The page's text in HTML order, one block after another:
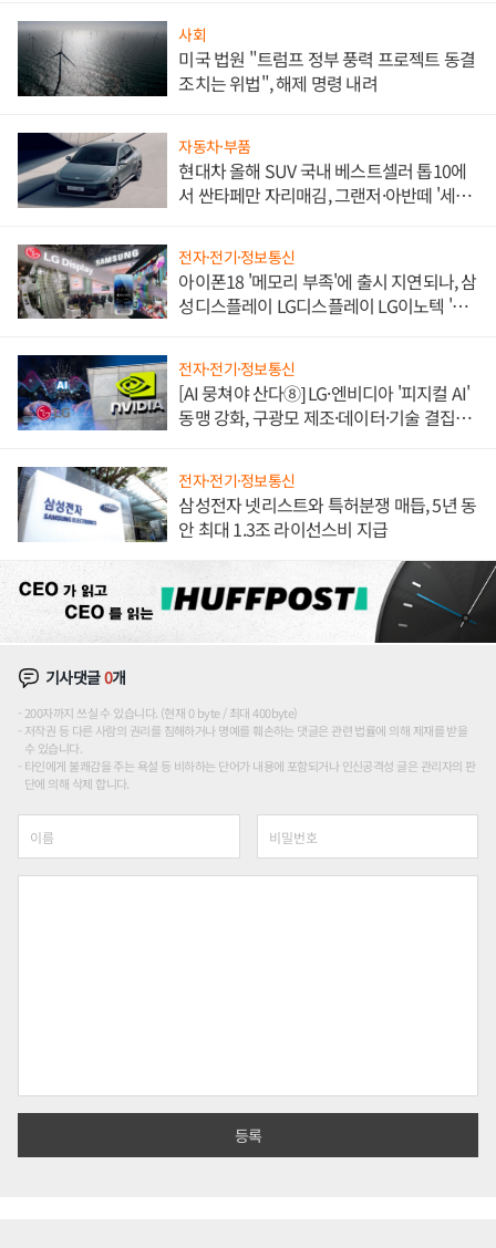
사회
미국 법원 "트럼프 정부 풍력 프로젝트 동결
조치는 위법", 해제 명령 내려
자동차·부품
현대차 올해 SUV 국내 베스트셀러 톱10에
서 싼타페만 자리매김, 그랜저·아반떼 '세단
전자·전기·정보통신
아이폰18 '메모리 부족'에 출시 지연되나, 삼
성디스플레이 LG디스플레이 LG이노텍 '탈
전자·전기·정보통신
[AI 뭉쳐야 산다⑧] LG·엔비디아 '피지컬 AI'
동맹 강화, 구광모 제조·데이터·기술 결집
전자·전기·정보통신
삼성전자 넷리스트와 특허분쟁 매듭, 5년 동
안 최대 1.3조 라이선스비 지급
기사댓글0개
200자까지 쓰실 수 있습니다. (현재 0 byte / 최대 400byte)
저작권 등 다른 사람의 권리를 침해하거나 명예를 훼손하는 댓글은 관련 법률에 의해 제재를 받을
수 있습니다.
타인에게 불쾌감을 주는 욕설 등 비하하는 단어가 내용에 포함되거나 인신공격성 글은 관리자의 판
단에 의해 삭제 합니다.